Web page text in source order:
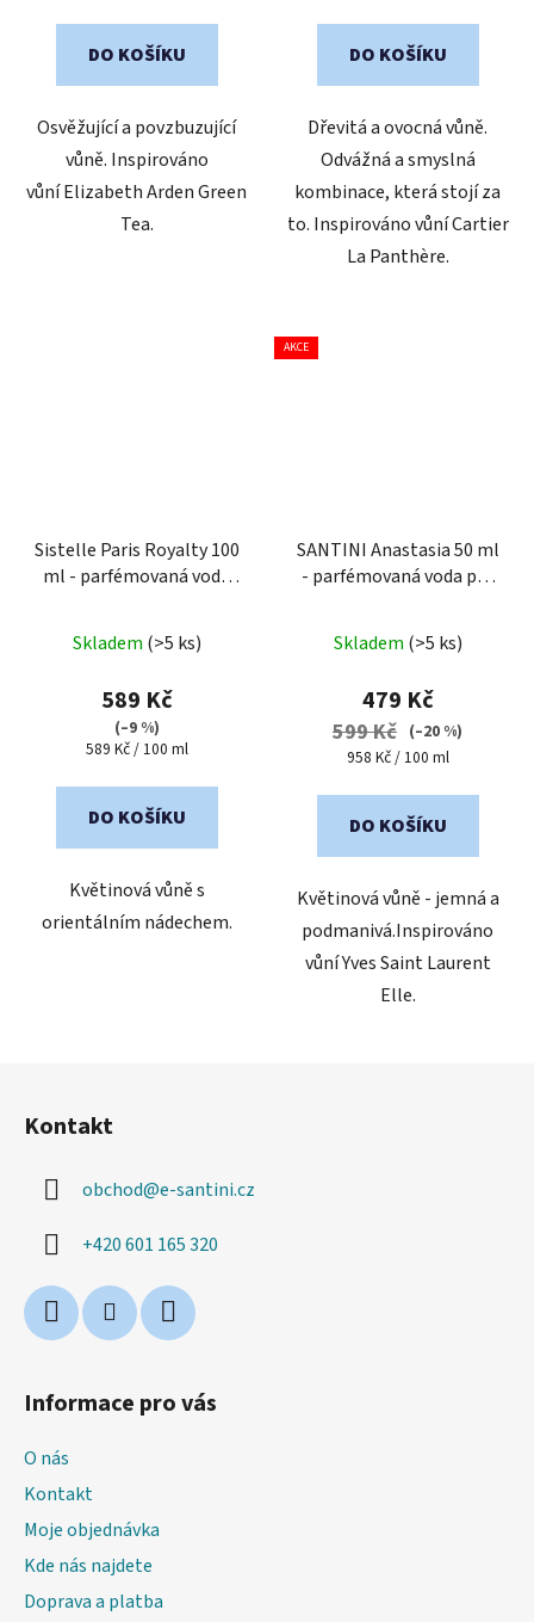
5
DO KOŠÍKU
Osvěžující a povzbuzující
vůně. Inspirováno
vůní Elizabeth Arden Green
Tea.
5
DO KOŠÍKU
Dřevitá a ovocná vůně.
Odvážná a smyslná
kombinace, která stojí za
to. Inspirováno vůní Cartier
La Panthère.
Sistelle Paris Royalty 100
ml - parfémovaná voda
Skladem (>5 ks)
589 Kč
(–9 %)
Měrná
589 Kč / 100 ml
DO KOŠÍKU
Květinová vůně s
orientálním nádechem.
AKCE
SANTINI Anastasia 50 ml
- parfémovaná voda pro
hodnocení
produktu
je
4,5
5
Skladem (>5 ks)
479 Kč
599 Kč (–20 %)
Měrná
958 Kč / 100 ml
DO KOŠÍKU
Květinová vůně - jemná a
podmanivá.Inspirováno
vůní Yves Saint Laurent
Elle.
Kontakt
obchod@e-santini.cz
+420 601 165 320
Informace pro vás
O nás
Kontakt
Moje objednávka
Kde nás najdete
Doprava a platba